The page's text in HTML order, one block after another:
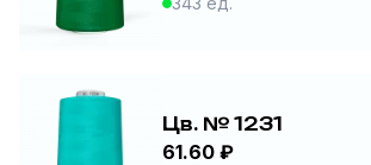
Цв. № 1231
61.60 ₽